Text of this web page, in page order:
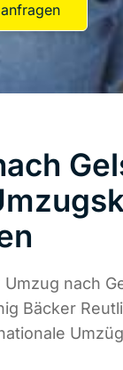
Umzug nach
Bäcker